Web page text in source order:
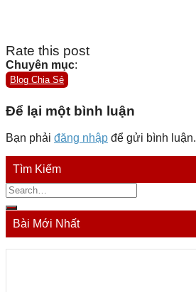
Rate this post
Chuyên mục:
Blog Chia Sẻ
Để lại một bình luận
Bạn phải đăng nhập để gửi bình luận.
Tìm Kiếm
Bài Mới Nhất